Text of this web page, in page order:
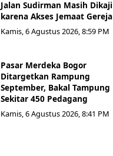
Jalan Sudirman Masih Dikaji
karena Akses Jemaat Gereja
Kamis, 6 Agustus 2026, 8:59 PM
Pasar Merdeka Bogor
Ditargetkan Rampung
September, Bakal Tampung
Sekitar 450 Pedagang
Kamis, 6 Agustus 2026, 8:41 PM